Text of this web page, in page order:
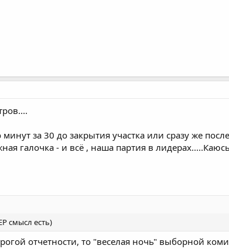
за 30 до закрытия участка или сразу же после
галочка - и всё , наша партия в
смысл есть)
отчетности, то "веселая ночь" выборной